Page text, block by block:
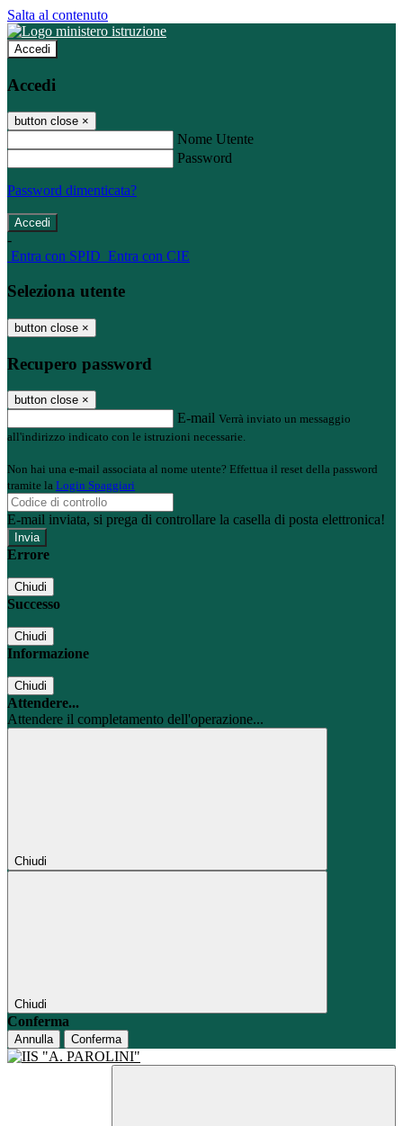
Salta al contenuto
Accedi
Accedi
button close ×
Nome Utente
Password
Password dimenticata?
-
Entra con SPID Entra con CIE
Seleziona utente
button close ×
Recupero password
button close ×
E-mail Verrà inviato un messaggio
all'indirizzo indicato con le istruzioni necessarie.
Non hai una e-mail associata al nome utente? Effettua il reset della password
tramite la Login Spaggiari
E-mail inviata, si prega di controllare la casella di posta elettronica!
Errore
Chiudi
Successo
Chiudi
Informazione
Chiudi
Attendere...
Attendere il completamento dell'operazione...
Chiudi
Chiudi
Conferma
Annulla Conferma